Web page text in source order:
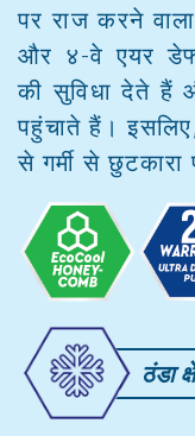
पर राज करने
और ४-वे एयर
की सुविधा देते
पहुंचाते हैं।
से गर्मी से छुटकारा
ठंडा